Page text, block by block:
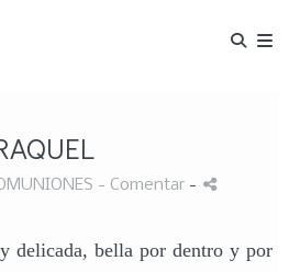
- Comentar -
delicada, bella por dentro y por